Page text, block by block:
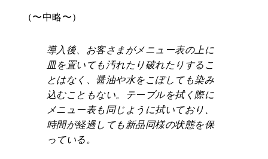
（〜中略〜）
導入後、お客さまがメニュー表の上に
皿を置いても汚れたり破れたりするこ
とはなく、醤油や水をこぼしても染み
込むこともない。テーブルを拭く際に
メニュー表も同じように拭いており、
時間が経過しても新品同様の状態を保
っている。